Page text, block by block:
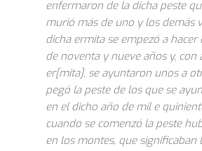
enfermaron de la dicha peste
murió más de uno y los demás
dicha ermita se empezó a
de noventa y nueve años y, con
er[mita], se ayuntaron unos a
pegó la peste de los que se
en el dicho año de mil e
cuando se comenzó la peste
en los montes, que significaban